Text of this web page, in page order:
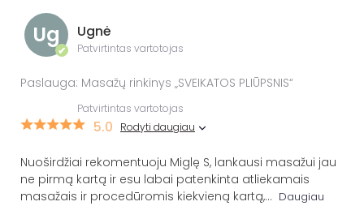
Ug
✔
Ugnė
Patvirtintas vartotojas
Paslauga: Masažų rinkinys „SVEIKATOS PLIŪPSNIS“
Patvirtintas vartotojas
5.0 Rodyti daugiau
Nuoširdžiai rekomentuoju Miglę S, lankausi masažui jau
ne pirmą kartą ir esu labai patenkinta atliekamais
masažais ir procedūromis kiekvieną kartą,... Daugiau